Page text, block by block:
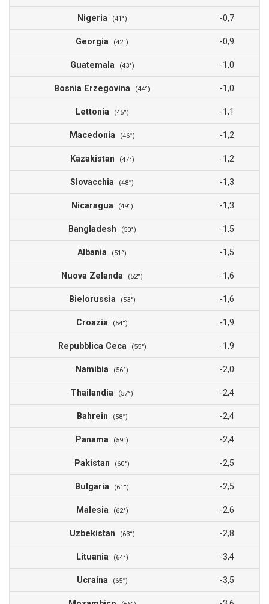
Nigeria (41°) -0,7
Georgia (42°) -0,9
Guatemala (43°) -1,0
Bosnia Erzegovina (44°) -1,0
Lettonia (45°) -1,1
Macedonia (46°) -1,2
Kazakistan (47°) -1,2
Slovacchia (48°) -1,3
Nicaragua (49°) -1,3
Bangladesh (50°) -1,5
Albania (51°) -1,5
Nuova Zelanda (52°) -1,6
Bielorussia (53°) -1,6
Croazia (54°) -1,9
Repubblica Ceca (55°) -1,9
Namibia (56°) -2,0
Thailandia (57°) -2,4
Bahrein (58°) -2,4
Panama (59°) -2,4
Pakistan (60°) -2,5
Bulgaria (61°) -2,5
Malesia (62°) -2,6
Uzbekistan (63°) -2,8
Lituania (64°) -3,4
Ucraina (65°) -3,5